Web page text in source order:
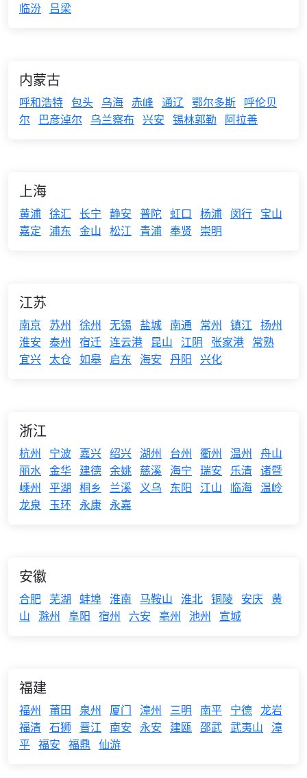
临汾 吕梁
内蒙古
呼和浩特 包头 乌海 赤峰 通辽 鄂尔多斯 呼伦贝
尔
巴彦淖尔 乌兰察布 兴安 锡林郭勒 阿拉善
上海
黄浦 徐汇 长宁 静安 普陀 虹口 杨浦 闵行 宝山
嘉定 浦东 金山 松江 青浦 奉贤 崇明
江苏
南京 苏州 徐州 无锡 盐城 南通 常州 镇江 扬州
淮安 泰州 宿迁 连云港 昆山 江阴 张家港 常熟
宜兴 太仓 如皋 启东 海安 丹阳 兴化
浙江
杭州 宁波 嘉兴 绍兴 湖州 台州 衢州 温州 舟山
丽水 金华 建德 余姚 慈溪 海宁 瑞安 乐清 诸暨
嵊州 平湖 桐乡 兰溪 义乌 东阳 江山 临海 温岭
龙泉
玉环 永康 永嘉
安徽
合肥 芜湖 蚌埠 淮南 马鞍山 淮北 铜陵 安庆 黄
山 滁州 阜阳 宿州 六安 亳州 池州 宣城
福建
福州 莆田 泉州 厦门 漳州 三明 南平 宁德 龙岩
福清 石狮 晋江 南安 永安 建瓯 邵武 武夷山
漳
平 福安 福鼎 仙游